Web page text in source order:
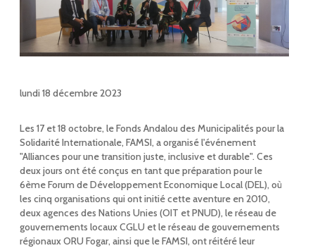
lundi 18 décembre 2023
Les 17 et 18 octobre, le Fonds Andalou des Municipalités pour la
Solidarité Internationale, FAMSI, a organisé l'événement
"Alliances pour une transition juste, inclusive et durable". Ces
deux jours ont été conçus en tant que préparation pour le
6ème Forum de Développement Economique Local (DEL), où
les cinq organisations qui ont initié cette aventure en 2010,
deux agences des Nations Unies (OIT et PNUD), le réseau de
gouvernements locaux CGLU et le réseau de gouvernements
régionaux ORU Fogar, ainsi que le FAMSI, ont réitéré leur